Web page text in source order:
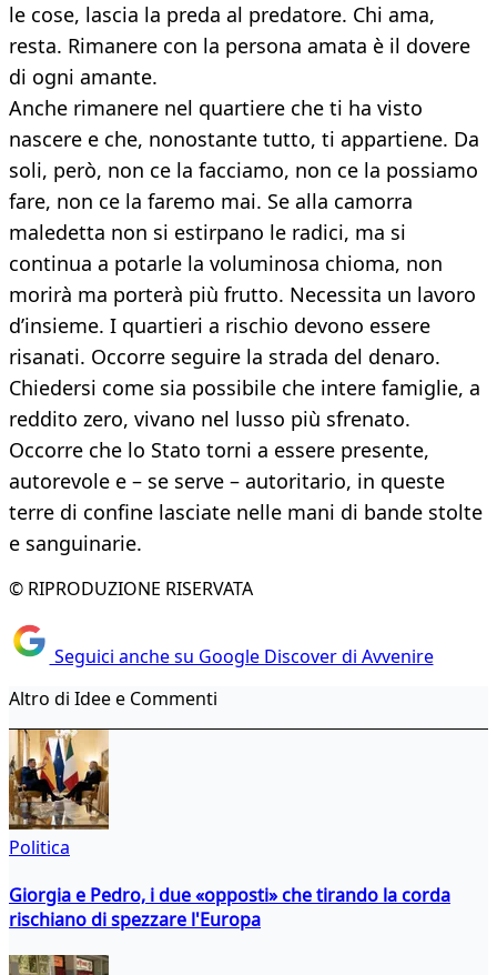
le cose, lascia la preda al predatore. Chi ama,
resta. Rimanere con la persona amata è il dovere
di ogni amante.
Anche rimanere nel quartiere che ti ha visto
nascere e che, nonostante tutto, ti appartiene. Da
soli, però, non ce la facciamo, non ce la possiamo
fare, non ce la faremo mai. Se alla camorra
maledetta non si estirpano le radici, ma si
continua a potarle la voluminosa chioma, non
morirà ma porterà più frutto. Necessita un lavoro
d’insieme. I quartieri a rischio devono essere
risanati. Occorre seguire la strada del denaro.
Chiedersi come sia possibile che intere famiglie, a
reddito zero, vivano nel lusso più sfrenato.
Occorre che lo Stato torni a essere presente,
autorevole e – se serve – autoritario, in queste
terre di confine lasciate nelle mani di bande stolte
e sanguinarie.
© RIPRODUZIONE RISERVATA
Seguici anche su Google Discover di Avvenire
Altro di Idee e Commenti
Politica
Giorgia e Pedro, i due «opposti» che tirando la corda
rischiano di spezzare l'Europa